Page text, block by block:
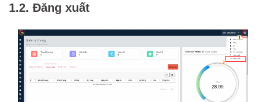
1.2. Đăng xuất